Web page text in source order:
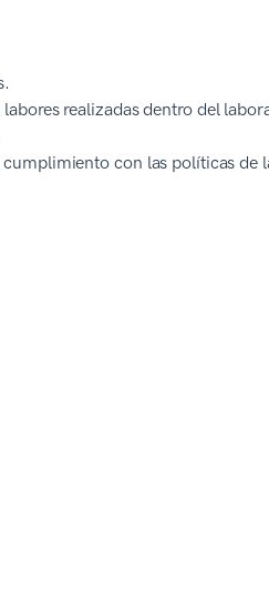
realizadas dentro del
con las políticas de